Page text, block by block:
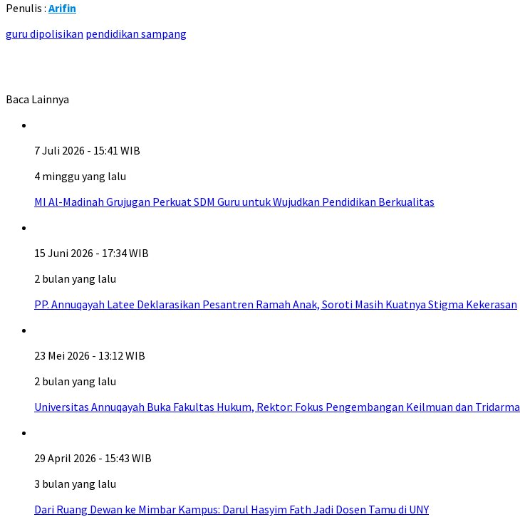
Penulis : Arifin
guru dipolisikan pendidikan sampang
Baca Lainnya
7 Juli 2026 - 15:41 WIB
4 minggu yang lalu
MI Al-Madinah Grujugan Perkuat SDM Guru untuk Wujudkan Pendidikan Berkualitas
15 Juni 2026 - 17:34 WIB
2 bulan yang lalu
PP. Annuqayah Latee Deklarasikan Pesantren Ramah Anak, Soroti Masih Kuatnya Stigma Kekerasan
23 Mei 2026 - 13:12 WIB
2 bulan yang lalu
Universitas Annuqayah Buka Fakultas Hukum, Rektor: Fokus Pengembangan Keilmuan dan Tridarma
29 April 2026 - 15:43 WIB
3 bulan yang lalu
Dari Ruang Dewan ke Mimbar Kampus: Darul Hasyim Fath Jadi Dosen Tamu di UNY